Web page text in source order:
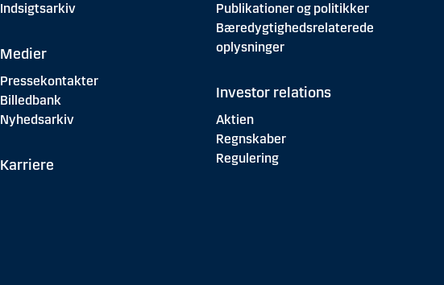
Indsigtsarkiv
Medier
Pressekontakter
Billedbank
Nyhedsarkiv
Karriere
Publikationer og politikker
Bæredygtighedsrelaterede
oplysninger
Investor relations
Aktien
Regnskaber
Regulering